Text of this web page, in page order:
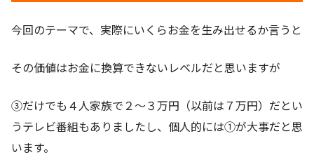
今回のテーマで、実際にいくらお金を生み出せるか言うと
その価値はお金に換算できないレベルだと思いますが
③だけでも４人家族で２～３万円（以前は７万円）だとい
うテレビ番組もありましたし、個人的には①が大事だと思
います。